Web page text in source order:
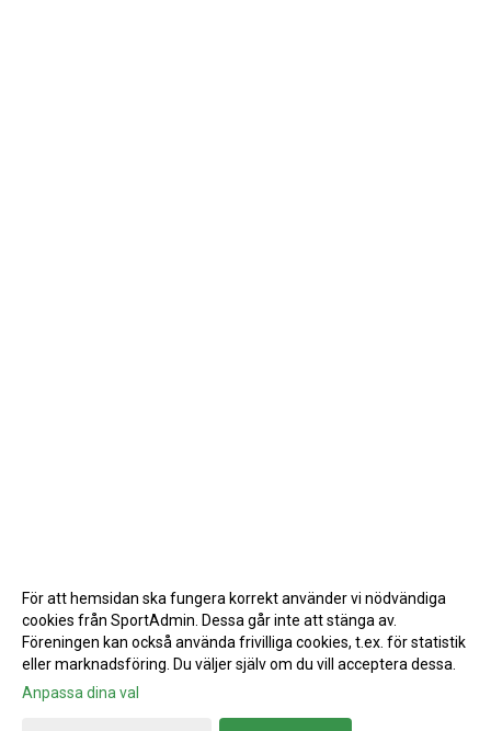
Gå till Webbversion
För att hemsidan ska fungera korrekt använder vi nödvändiga
cookies från SportAdmin. Dessa går inte att stänga av.
Föreningen kan också använda frivilliga cookies, t.ex. för statistik
eller marknadsföring. Du väljer själv om du vill acceptera dessa.
Anpassa dina val